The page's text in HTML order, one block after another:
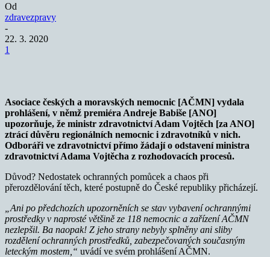
Od
zdravezpravy
-
22. 3. 2020
1
Asociace českých a moravských nemocnic [AČMN] vydala
prohlášení, v němž premiéra Andreje Babiše [ANO]
upozorňuje, že ministr zdravotnictví Adam Vojtěch [za ANO]
ztrácí důvěru regionálních nemocnic i zdravotníků v nich.
Odboráři ve zdravotnictví přímo žádají o odstavení ministra
zdravotnictví Adama Vojtěcha z rozhodovacích procesů.
Důvod? Nedostatek ochranných pomůcek a chaos při
přerozdělování těch, které postupně do České republiky přicházejí.
„Ani po předchozích upozorněních se stav vybavení ochrannými
prostředky v naprosté většině ze 118 nemocnic a zařízení AČMN
nezlepšil. Ba naopak! Z jeho strany nebyly splněny ani sliby
rozdělení ochranných prostředků, zabezpečovaných současným
leteckým mostem,“ uvádí ve svém prohlášení AČMN.